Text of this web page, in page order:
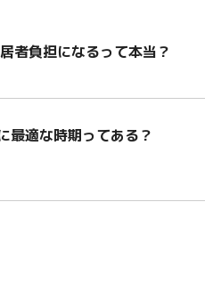
者負担になるって本当？
最適な時期ってある？